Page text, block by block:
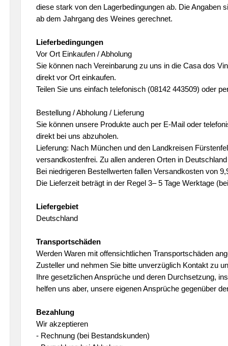
diese stark von den Lagerbedingungen ab. Die Angaben
ab dem Jahrgang des Weines gerechnet.
Lieferbedingungen
Vor Ort Einkaufen / Abholung
Sie können nach Vereinbarung zu uns in die Casa dos
direkt vor Ort einkaufen.
Teilen Sie uns einfach telefonisch (08142 443509) oder
Bestellung / Abholung / Lieferung
Sie können unsere Produkte auch per E-Mail oder
direkt bei uns abzuholen.
Lieferung: Nach München und den Landkreisen
versandkostenfrei. Zu allen anderen Orten in
Bei niedrigeren Bestellwerten fallen Versandkosten von
Die Lieferzeit beträgt in der Regel 3– 5 Tage Werktage
Liefergebiet
Deutschland
Transportschäden
Werden Waren mit offensichtlichen Transportschäden
Zusteller und nehmen Sie bitte unverzüglich Kontakt zu
Ihre gesetzlichen Ansprüche und deren Durchsetzung,
helfen uns aber, unsere eigenen Ansprüche gegenüber
Bezahlung
Wir akzeptieren
- Rechnung (bei Bestandskunden)